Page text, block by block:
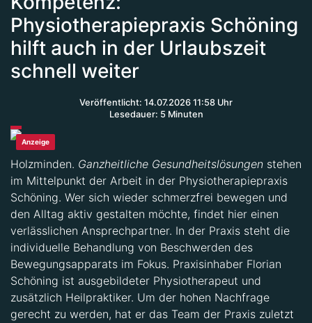
Physiotherapiepraxis Schöning
hilft auch in der Urlaubszeit
schnell weiter
Veröffentlicht: 14.07.2026 11:58 Uhr
Lesedauer: 5 Minuten
Anzeige
Holzminden. Ganzheitliche Gesundheitslösungen stehen
im Mittelpunkt der Arbeit in der Physiotherapiepraxis
Schöning. Wer sich wieder schmerzfrei bewegen und
den Alltag aktiv gestalten möchte, findet hier einen
verlässlichen Ansprechpartner. In der Praxis steht die
individuelle Behandlung von Beschwerden des
Bewegungsapparats im Fokus. Praxisinhaber Florian
Schöning ist ausgebildeter Physiotherapeut und
zusätzlich Heilpraktiker. Um der hohen Nachfrage
gerecht zu werden, hat er das Team der Praxis zuletzt